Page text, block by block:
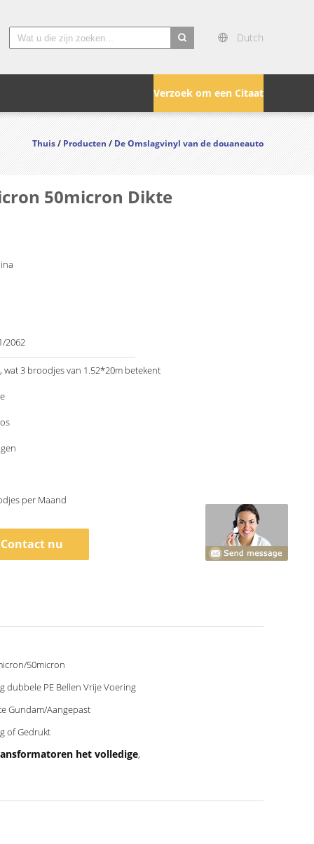
Dutch
Verzoek om een Citaat
Thuis/Producten/De Omslagvinyl van de douaneauto
50micron Dikte
2062
wat 3 broodjes van 1.52*20m betekent
per Maand
Contact nu
50micron
dubbele PE Bellen Vrije Voering
Gundam/Aangepast
of Gedrukt
het volledige,